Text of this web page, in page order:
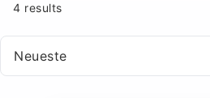
4 results
Neueste